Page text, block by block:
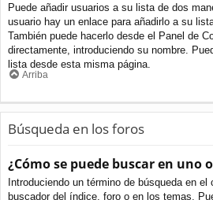
Puede añadir usuarios a su lista de dos
usuario hay un enlace para añadirlo a su
También puede hacerlo desde el Panel de
directamente, introduciendo su nombre.
lista desde esta misma página.
Arriba
Búsqueda en los foros
¿Cómo se puede buscar en uno
Introduciendo un término de búsqueda en el
buscador del índice, foro o en los temas.